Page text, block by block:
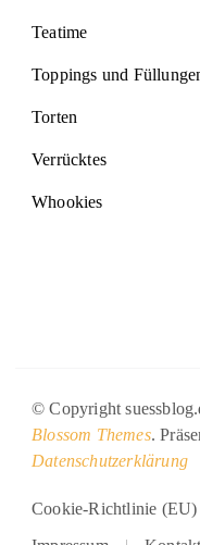
Teatime
Toppings und
Torten
Verrücktes
Whookies
© Copyright
Blossom Themes.
Datenschutzerklärung
Cookie-Richtlinie (EU)